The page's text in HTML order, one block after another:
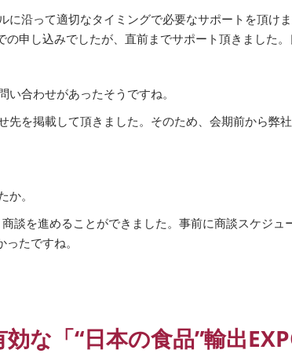
に沿って適切なタイミングで必要なサポートを頂
申し込みでしたが、直前までサポート頂きました。
い合わせがあったそうですね。
先を掲載して頂きました。そのため、会期前から
。
談を進めることができました。事前に商談スケジ
たですね。
な「“日本の食品”輸出